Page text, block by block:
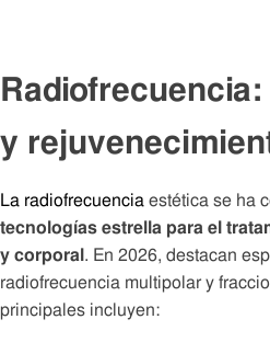
y
La radiofrecuenciaestética se ha
tecnologías estrella para el
y corporal. En 2026, destacan
radiofrecuencia multipolar y
principales incluyen: